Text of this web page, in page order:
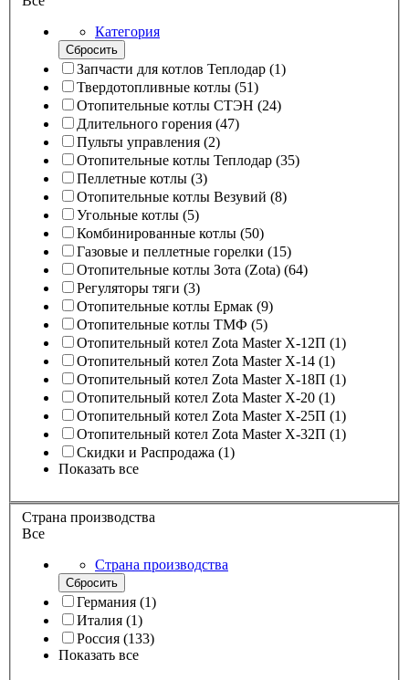
Категория
Сбросить
Запчасти для котлов Теплодар (1)
Твердотопливные котлы (51)
Отопительные котлы СТЭН (24)
Длительного горения (47)
Пульты управления (2)
Отопительные котлы Теплодар (35)
Пеллетные котлы (3)
Отопительные котлы Везувий (8)
Угольные котлы (5)
Комбинированные котлы (50)
Газовые и пеллетные горелки (15)
Отопительные котлы Зота (Zota) (64)
Регуляторы тяги (3)
Отопительные котлы Ермак (9)
Отопительные котлы ТМФ (5)
Отопительный котел Zota Master X-12П (1)
Отопительный котел Zota Master X-14 (1)
Отопительный котел Zota Master X-18П (1)
Отопительный котел Zota Master X-20 (1)
Отопительный котел Zota Master X-25П (1)
Отопительный котел Zota Master X-32П (1)
Скидки и Распродажа (1)
Показать все
Страна производства
Все
Страна производства
Сбросить
Германия (1)
Италия (1)
Россия (133)
Показать все